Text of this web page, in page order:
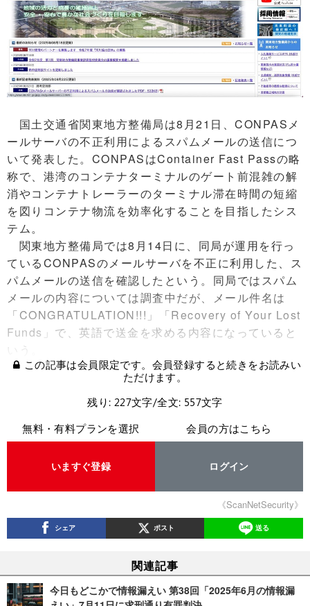
国土交通省関東地方整備局は8月21日、CONPASメ
ールサーバの不正利用によるスパムメールの送信につ
いて発表した。CONPASはContainer Fast Passの略
称で、港湾のコンテナターミナルのゲート前混雑の解
消やコンテナトレーラーのターミナル滞在時間の短縮
を図りコンテナ物流を効率化することを目指したシス
テム。
関東地方整備局では8月14日に、同局が運用を行っ
ているCONPASのメールサーバを不正に利用した、ス
パムメールの送信を確認したという。同局ではスパム
メールの内容については調査中だが、メール件名は
「CONGRATULATION!!!」「Recovery of Your Lost
Funds」で、英語で送金を求める内容になっていると
いう。
この記事は会員限定です。会員登録すると続きをお読みい
ただけます。
残り: 227文字/全文: 557文字
無料・有料プランを選択
いますぐ登録
会員の方はこちら
ログイン
《ScanNetSecurity》
シェア ポスト 送る
関連記事
今日もどこかで情報漏えい 第38回「2025年6月の情報漏